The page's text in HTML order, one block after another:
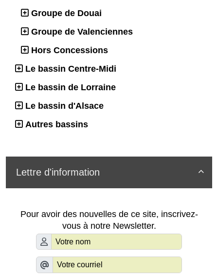
Groupe de Douai
Groupe de Valenciennes
Hors Concessions
Le bassin Centre-Midi
Le bassin de Lorraine
Le bassin d'Alsace
Autres bassins

Lettre d'information
Pour avoir des nouvelles de ce site, inscrivez-
vous à notre Newsletter.